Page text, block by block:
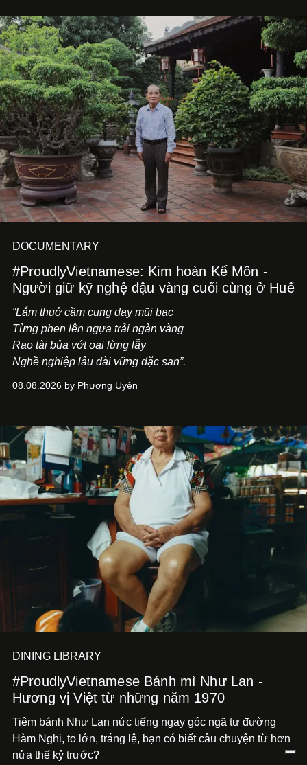
bằng một tâm thế điềm tĩnh hơn. Anh tiếp tục học hỏi, trau
dồi và chờ đợi những vai diễn đủ sức đưa mình đến
những vùng đất mới. Ở tuổi ngoài 30, điều anh theo đuổi
không phải những đích đến quá lớn, mà là khả năng luôn
tiến về phía trước.
DOCUMENTARY
#ProudlyVietnamese: Kim hoàn Kế Môn -
Người giữ kỹ nghệ đậu vàng cuối cùng ở Huế
“Lắm thuở cầm cung day mũi bạc
Từng phen lên ngựa trải ngàn vàng
Rao tài bủa vớt oai lừng lẫy
Nghề nghiệp lâu dài vững đặc san”.
08.08.2026 by Phương Uyên
DINING LIBRARY
#ProudlyVietnamese Bánh mì Như Lan -
Hương vị Việt từ những năm 1970
Tiệm bánh Như Lan nức tiếng ngay góc ngã tư đường
Hàm Nghi, to lớn, tráng lệ, bạn có biết câu chuyện từ hơn
nửa thế kỷ trước?